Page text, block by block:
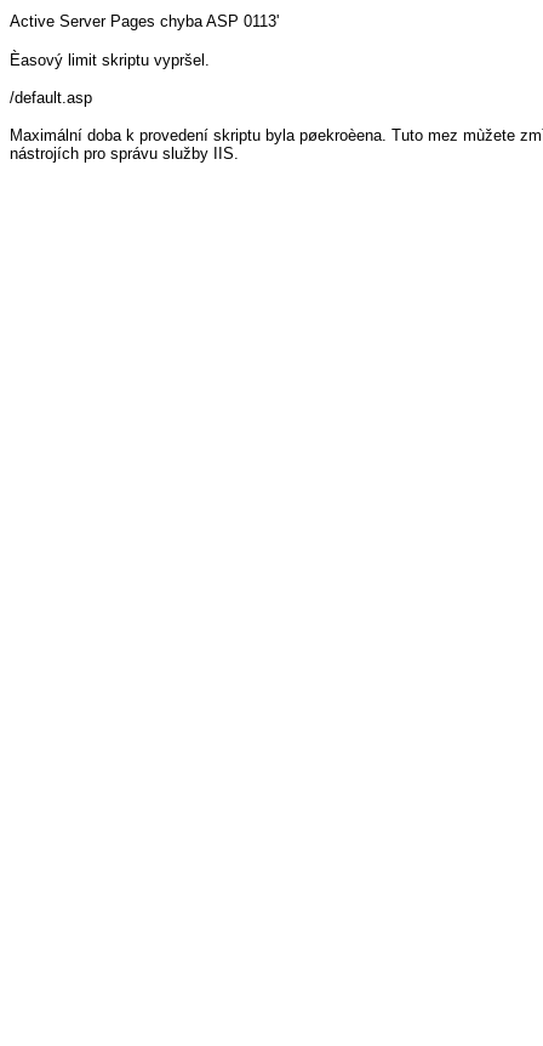
Active Server Pages chyba ASP 0113'
Èasový limit skriptu vypršel.
/default.asp
Maximální doba k provedení skriptu byla pøekroèena. Tuto mez mùžete
nástrojích pro správu služby IIS.